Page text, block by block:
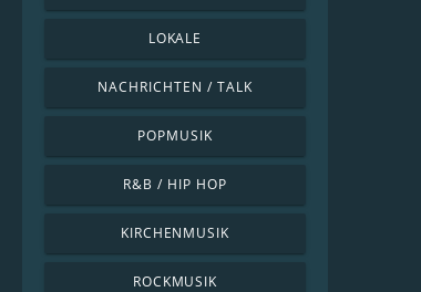
LOKALE
NACHRICHTEN / TALK
POPMUSIK
R&B / HIP HOP
KIRCHENMUSIK
ROCKMUSIK